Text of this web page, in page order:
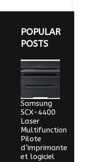
POPULAR
POSTS
Samsung
SCX-4400
Laser
Multifunction
Pilote
d’imprimante
et logiciel